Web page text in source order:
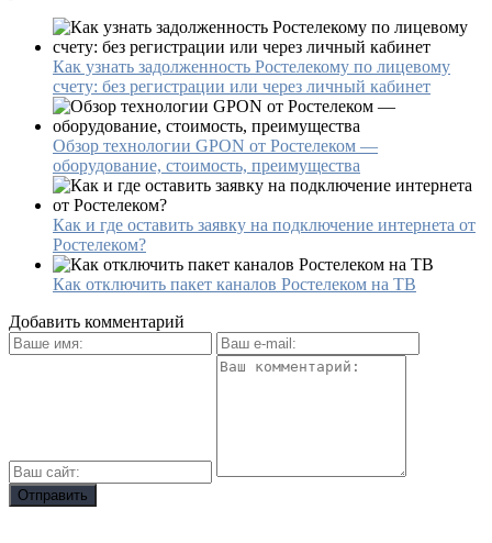
Как узнать задолженность Ростелекому по лицевому
счету: без регистрации или через личный кабинет
Обзор технологии GPON от Ростелеком —
оборудование, стоимость, преимущества
Как и где оставить заявку на подключение интернета от
Ростелеком?
Как отключить пакет каналов Ростелеком на ТВ
Добавить комментарий